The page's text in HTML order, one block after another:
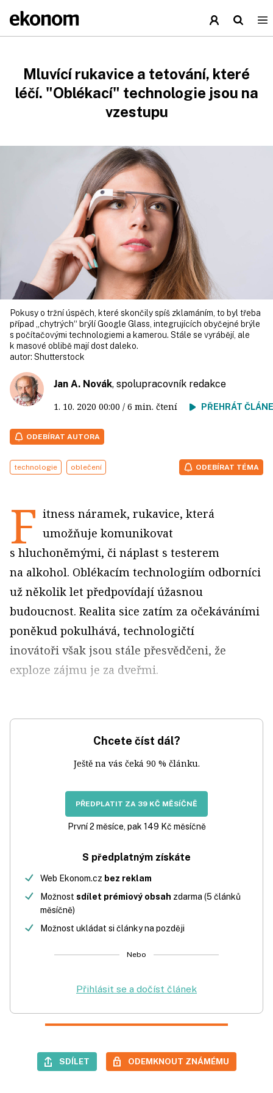
Mluvící rukavice a tetování, které
léčí. "Oblékací" technologie jsou na
vzestupu
Pokusy o tržní úspěch, které skončily spíš zklamáním, to byl třeba
případ „chytrých“ brýlí Google Glass, integrujících obyčejné brýle
s počítačovými technologiemi a kamerou. Stále se vyrábějí, ale
k masové oblibě mají dost daleko.
autor: Shutterstock
Jan A. Novák, spolupracovník redakce
1. 10. 2020 00:00 / 6 min. čtení PŘEHRÁT
ODEBÍRAT AUTORA
technologie oblečení ODEBÍRAT TÉMA
F itness náramek, rukavice, která
umožňuje komunikovat
s hluchoněmými, či náplast s testerem
na alkohol. Oblékacím technologiím odborníci
už několik let předpovídají úžasnou
budoucnost. Realita sice zatím za očekáváními
poněkud pokulhává, technologičtí
inovátoři však jsou stále přesvědčeni, že
exploze zájmu je za dveřmi.
Chcete číst dál?
Ještě na vás čeká 90 % článku.
PŘEDPLATIT ZA 39 KČ MĚSÍČNĚ
První 2 měsíce, pak 149 Kč měsíčně
S předplatným získáte
Web Ekonom.cz bez reklam
Možnost sdílet prémiový obsah zdarma (5 článků
měsíčně)
Možnost ukládat si články na později
Nebo
Přihlásit se a dočíst článek
SDÍLET ODEMKNOUT ZNÁMÉMU